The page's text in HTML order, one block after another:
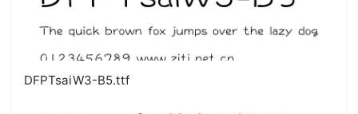
DFPTsaiW3-B5.ttf